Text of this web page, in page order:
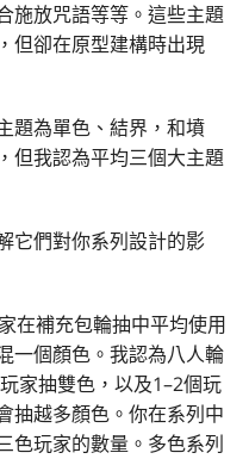
施放咒語等等。這些主題
但卻在原型建構時出現
題為單色、結界，和墳
但我認為平均三個大主題
它們對你系列設計的影
在補充包輪抽中平均使用
一個顏色。我認為八人輪
家抽雙色，以及1–2個玩
抽越多顏色。你在系列中
色玩家的數量。多色系列